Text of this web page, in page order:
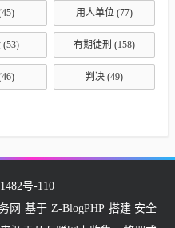
用人单位 (77)
(53) 有期徒刑 (158)
判决(49)
号-110
网 基于 Z-BlogPHP 搭建 安全